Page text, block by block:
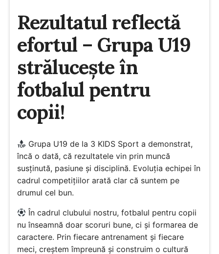
Rezultatul reflectă
efortul – Grupa U19
strălucește în
fotbalul pentru
copii!
Grupa U19 de la 3 KIDS Sport a demonstrat,
încă o dată, că rezultatele vin prin muncă
susținută, pasiune și disciplină. Evoluția echipei în
cadrul competițiilor arată clar că suntem pe
drumul cel bun.
În cadrul clubului nostru, fotbalul pentru copii
nu înseamnă doar scoruri bune, ci și formarea de
caractere. Prin fiecare antrenament și fiecare
meci, creștem împreună și construim o cultură